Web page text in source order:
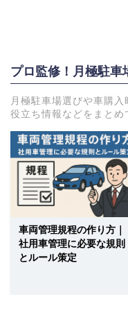
プロ監修！月極駐車
月極駐車場選びや車購
役立ち情報などをまとめ
車両管理規程の作り方｜
社用車管理に必要な規則
とルール策定